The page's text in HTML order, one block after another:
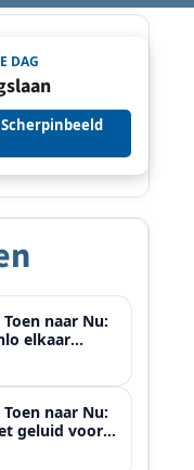
DAG
naar Nu:
elkaar
naar Nu:
geluid voor